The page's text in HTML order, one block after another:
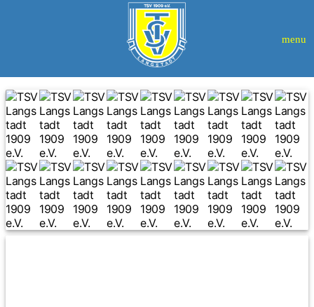
TSV
Langstadt
1909
e.V.
menu